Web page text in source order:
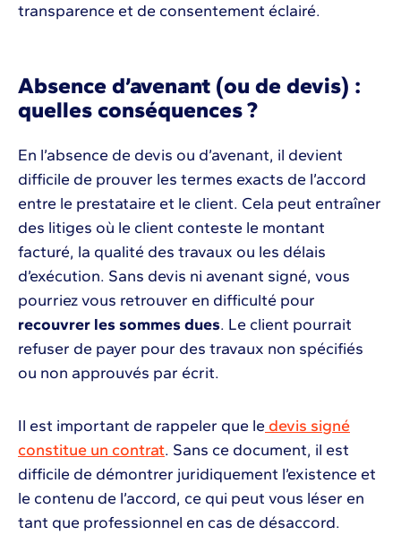
transparence et de consentement éclairé.
Absence d’avenant (ou de devis) :
quelles conséquences ?
En l’absence de devis ou d’avenant, il devient
difficile de prouver les termes exacts de l’accord
entre le prestataire et le client. Cela peut entraîner
des litiges où le client conteste le montant
facturé, la qualité des travaux ou les délais
d’exécution. Sans devis ni avenant signé, vous
pourriez vous retrouver en difficulté pour
recouvrer les sommes dues. Le client pourrait
refuser de payer pour des travaux non spécifiés
ou non approuvés par écrit.
Il est important de rappeler que le devis signé
constitue un contrat. Sans ce document, il est
difficile de démontrer juridiquement l’existence et
le contenu de l’accord, ce qui peut vous léser en
tant que professionnel en cas de désaccord.